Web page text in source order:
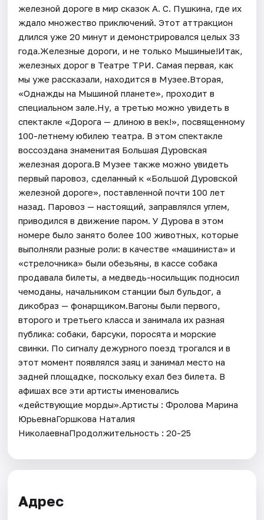
железной дороге в мир сказок А. С. Пушкина, где их
ждало множество приключений. Этот аттракцион
длился уже 20 минут и демонстрировался целых 33
года.Железные дороги, и не только Мышиные!Итак,
железных дорог в Театре ТРИ. Самая первая, как
мы уже рассказали, находится в Музее.Вторая,
«Однажды на Мышиной планете», проходит в
специальном зале.Ну, а третью можно увидеть в
спектакле «Дорога — длиною в век!», посвященному
100-летнему юбилею театра. В этом спектакле
воссоздана знаменитая Большая Дуровская
железная дорога.В Музее также можно увидеть
первый паровоз, сделанный к «Большой Дуровской
железной дороге», поставленной почти 100 лет
назад. Паровоз — настоящий, заправлялся углем,
приводился в движение паром. У Дурова в этом
номере было занято более 100 животных, которые
выполняли разные роли: в качестве «машиниста» и
«стрелочника» были обезьяны, в кассе собака
продавала билеты, а медведь-носильщик подносил
чемоданы, начальником станции был бульдог, а
дикобраз — фонарщиком.Вагоны были первого,
второго и третьего класса и занимала их разная
публика: собаки, барсуки, поросята и морские
свинки. По сигналу дежурного поезд трогался и в
этот момент появлялся заяц и занимал место на
задней площадке, поскольку ехал без билета. В
афишах все эти артисты именовались
«действующие морды».Артисты : Фролова Марина
ЮрьевнаГоршкова Наталия
НиколаевнаПродолжительность : 20-25
Адрес